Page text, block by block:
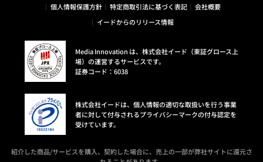
個人情報保護方針
特定商取引法に基づく表記
会社概要
イードからのリリース情報
Media Innovation は、株式会社イード（東証グロース上
場）の運営するサービスです。
証券コード：6038
株式会社イードは、個人情報の適切な取扱いを行う事業
者に対して付与されるプライバシーマークの付与認定を
受けています。
紹介した商品/サービスを購入、契約した場合に、売上の一部が弊社サイトに還元さ